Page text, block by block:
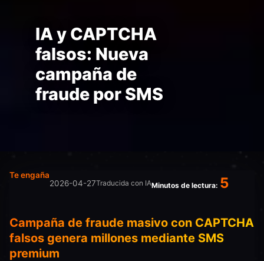
IA y CAPTCHA
falsos: Nueva
campaña de
fraude por SMS
Te engaña
2026-04-27Traducida con IAMinutos de lectura: 5
Campaña de fraude masivo con CAPTCHA
falsos genera millones mediante SMS
premium